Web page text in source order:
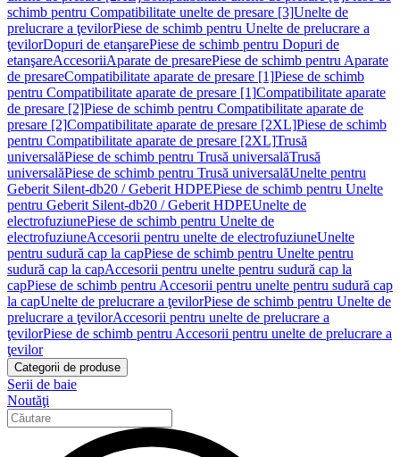
schimb pentru Compatibilitate unelte de presare [3]Unelte de
prelucrare a ţevilorPiese de schimb pentru Unelte de prelucrare a
ţevilorDopuri de etanşarePiese de schimb pentru Dopuri de
etanşareAccesoriiAparate de presarePiese de schimb pentru Aparate
de presareCompatibilitate aparate de presare [1]Piese de schimb
pentru Compatibilitate aparate de presare [1]Compatibilitate aparate
de presare [2]Piese de schimb pentru Compatibilitate aparate de
presare [2]Compatibilitate aparate de presare [2XL]Piese de schimb
pentru Compatibilitate aparate de presare [2XL]Trusă
universalăPiese de schimb pentru Trusă universalăTrusă
universalăPiese de schimb pentru Trusă universalăUnelte pentru
Geberit Silent-db20 / Geberit HDPEPiese de schimb pentru Unelte
pentru Geberit Silent-db20 / Geberit HDPEUnelte de
electrofuziunePiese de schimb pentru Unelte de
electrofuziuneAccesorii pentru unelte de electrofuziuneUnelte
pentru sudură cap la capPiese de schimb pentru Unelte pentru
sudură cap la capAccesorii pentru unelte pentru sudură cap la
capPiese de schimb pentru Accesorii pentru unelte pentru sudură cap
la capUnelte de prelucrare a ţevilorPiese de schimb pentru Unelte de
prelucrare a ţevilorAccesorii pentru unelte de prelucrare a
ţevilorPiese de schimb pentru Accesorii pentru unelte de prelucrare a
ţevilor
Categorii de produse
Serii de baie
Noutăţi